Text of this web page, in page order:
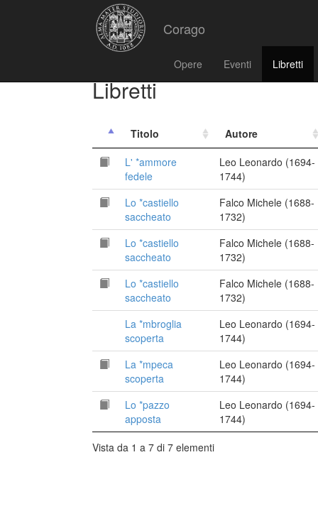
Corago
Opere Eventi Libretti
Libretti
Titolo
Autore
L' *ammore
fedele
Leo Leonardo (1694-
1744)
Lo *castiello
saccheato
Falco Michele (1688-
1732)
Lo *castiello
saccheato
Falco Michele (1688-
1732)
Lo *castiello
saccheato
Falco Michele (1688-
1732)
La *mbroglia
scoperta
Leo Leonardo (1694-
1744)
La *mpeca
scoperta
Leo Leonardo (1694-
1744)
Lo *pazzo
apposta
Leo Leonardo (1694-
1744)
Vista da 1 a 7 di 7 elementi